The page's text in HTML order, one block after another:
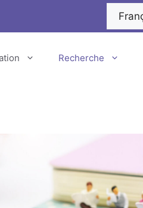
Recherche